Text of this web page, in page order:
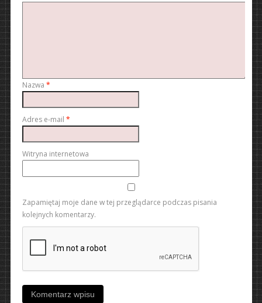
Nazwa *
Adres e-mail *
Witryna internetowa
Zapamiętaj moje dane w tej przeglądarce podczas pisania
kolejnych komentarzy.